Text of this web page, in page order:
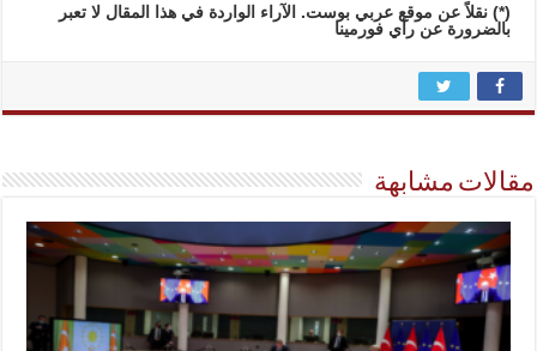
(*)نقلاً عن موقع عربي بوست. الآراء الواردة في هذا المقال لا تعبر
بالضرورة عن رأي فورمينا
مقالات مشابهة